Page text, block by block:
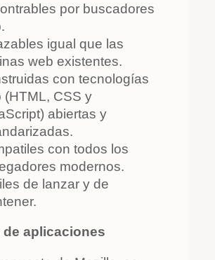
por buscadores
igual que las
web existentes.
con tecnologías
(HTML, CSS y
abiertas y
con todos los
modernos.
de lanzar y de
de aplicaciones